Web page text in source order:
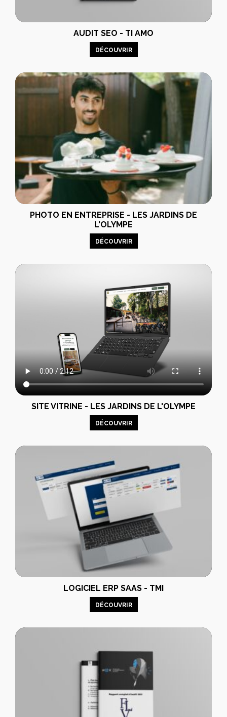
AUDIT SEO - TI AMO
DÉCOUVRIR
PHOTO EN ENTREPRISE - LES JARDINS DE
L'OLYMPE
DÉCOUVRIR
SITE VITRINE - LES JARDINS DE L'OLYMPE
DÉCOUVRIR
LOGICIEL ERP SAAS - TMI
DÉCOUVRIR